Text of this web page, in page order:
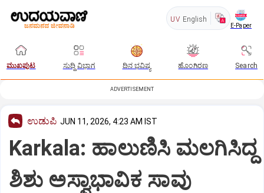
UV English
E-Paper
ಮುಖಪುಟ ಸುದ್ದಿ ವಿಭಾಗ ದಿನ ಭವಿಷ್ಯ ಹೊಂಗಿರಣ Search
ADVERTISEMENT
ಉಡುಪಿ JUN 11, 2026, 4:23 AM IST
Karkala: ಹಾಲುಣಿಸಿ ಮಲಗಿಸಿದ್ದ
ಶಿಶು ಅಸ್ವಾಭಾವಿಕ ಸಾವು